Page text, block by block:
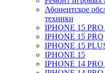
Абонентское
техники
IPHONE 15
IPHONE 15 PRO
IPHONE 15
IPHONE 15
IPHONE 14